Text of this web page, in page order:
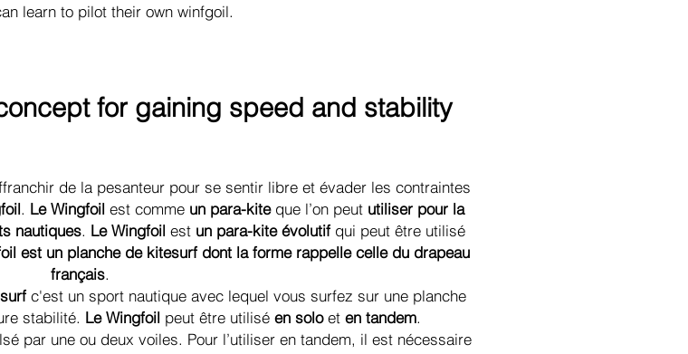
learn to pilot their own winfgoil.
for gaining speed and stability
de la pesanteur pour se sentir libre et évader les contraintes
. Le Wingfoil est comme un para-kiteque l’on peut utiliser pour la
nautiques. Le Wingfoil est un para-kite évolutif qui peut être utilisé
est un planche de kitesurf dont la forme rappelle celle du drapeau
français.
c'est un sport nautique avec lequel vous surfez sur une planche
stabilité. Le Wingfoil peut être utilisé en soloet en tandem.
par une ou deux voiles. Pour l’utiliser en tandem, il est nécessaire